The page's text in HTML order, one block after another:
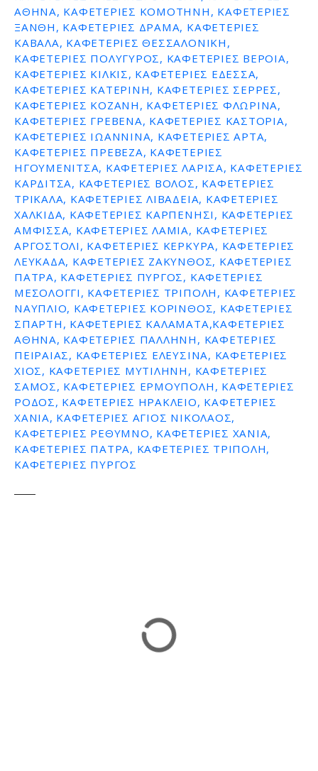
ΑΘΗΝΑ, ΚΑΦΕΤΕΡΙΕΣ ΚΟΜΟΤΗΝΗ, ΚΑΦΕΤΕΡΙΕΣ
ΞΑΝΘΗ, ΚΑΦΕΤΕΡΙΕΣ ΔΡΑΜΑ, ΚΑΦΕΤΕΡΙΕΣ
ΚΑΒΑΛΑ, ΚΑΦΕΤΕΡΙΕΣ ΘΕΣΣΑΛΟΝΙΚΗ,
ΚΑΦΕΤΕΡΙΕΣ ΠΟΛΥΓΥΡΟΣ, ΚΑΦΕΤΕΡΙΕΣ ΒΕΡΟΙΑ,
ΚΑΦΕΤΕΡΙΕΣ ΚΙΛΚΙΣ, ΚΑΦΕΤΕΡΙΕΣ ΕΔΕΣΣΑ,
ΚΑΦΕΤΕΡΙΕΣ ΚΑΤΕΡΙΝΗ, ΚΑΦΕΤΕΡΙΕΣ ΣΕΡΡΕΣ,
ΚΑΦΕΤΕΡΙΕΣ ΚΟΖΑΝΗ, ΚΑΦΕΤΕΡΙΕΣ ΦΛΩΡΙΝΑ,
ΚΑΦΕΤΕΡΙΕΣ ΓΡΕΒΕΝΑ, ΚΑΦΕΤΕΡΙΕΣ ΚΑΣΤΟΡΙΑ,
ΚΑΦΕΤΕΡΙΕΣ ΙΩΑΝΝΙΝΑ, ΚΑΦΕΤΕΡΙΕΣ ΑΡΤΑ,
ΚΑΦΕΤΕΡΙΕΣ ΠΡΕΒΕΖΑ, ΚΑΦΕΤΕΡΙΕΣ
ΗΓΟΥΜΕΝΙΤΣΑ, ΚΑΦΕΤΕΡΙΕΣ ΛΑΡΙΣΑ, ΚΑΦΕΤΕΡΙΕΣ
ΚΑΡΔΙΤΣΑ, ΚΑΦΕΤΕΡΙΕΣ ΒΟΛΟΣ, ΚΑΦΕΤΕΡΙΕΣ
ΤΡΙΚΑΛΑ, ΚΑΦΕΤΕΡΙΕΣ ΛΙΒΑΔΕΙΑ, ΚΑΦΕΤΕΡΙΕΣ
ΧΑΛΚΙΔΑ, ΚΑΦΕΤΕΡΙΕΣ ΚΑΡΠΕΝΗΣΙ, ΚΑΦΕΤΕΡΙΕΣ
ΑΜΦΙΣΣΑ, ΚΑΦΕΤΕΡΙΕΣ ΛΑΜΙΑ, ΚΑΦΕΤΕΡΙΕΣ
ΑΡΓΟΣΤΟΛΙ, ΚΑΦΕΤΕΡΙΕΣ ΚΕΡΚΥΡΑ, ΚΑΦΕΤΕΡΙΕΣ
ΛΕΥΚΑΔΑ, ΚΑΦΕΤΕΡΙΕΣ ΖΑΚΥΝΘΟΣ, ΚΑΦΕΤΕΡΙΕΣ
ΠΑΤΡΑ, ΚΑΦΕΤΕΡΙΕΣ ΠΥΡΓΟΣ, ΚΑΦΕΤΕΡΙΕΣ
ΜΕΣΟΛΟΓΓΙ, ΚΑΦΕΤΕΡΙΕΣ ΤΡΙΠΟΛΗ, ΚΑΦΕΤΕΡΙΕΣ
ΝΑΥΠΛΙΟ, ΚΑΦΕΤΕΡΙΕΣ ΚΟΡΙΝΘΟΣ, ΚΑΦΕΤΕΡΙΕΣ
ΣΠΑΡΤΗ, ΚΑΦΕΤΕΡΙΕΣ ΚΑΛΑΜΑΤΑ,ΚΑΦΕΤΕΡΙΕΣ
ΑΘΗΝΑ, ΚΑΦΕΤΕΡΙΕΣ ΠΑΛΛΗΝΗ, ΚΑΦΕΤΕΡΙΕΣ
ΠΕΙΡΑΙΑΣ, ΚΑΦΕΤΕΡΙΕΣ ΕΛΕΥΣΙΝΑ, ΚΑΦΕΤΕΡΙΕΣ
ΧΙΟΣ, ΚΑΦΕΤΕΡΙΕΣ ΜΥΤΙΛΗΝΗ, ΚΑΦΕΤΕΡΙΕΣ
ΣΑΜΟΣ, ΚΑΦΕΤΕΡΙΕΣ ΕΡΜΟΥΠΟΛΗ, ΚΑΦΕΤΕΡΙΕΣ
ΡΟΔΟΣ, ΚΑΦΕΤΕΡΙΕΣ ΗΡΑΚΛΕΙΟ, ΚΑΦΕΤΕΡΙΕΣ
ΧΑΝΙΑ, ΚΑΦΕΤΕΡΙΕΣ ΑΓΙΟΣ ΝΙΚΟΛΑΟΣ,
ΚΑΦΕΤΕΡΙΕΣ ΡΕΘΥΜΝΟ, ΚΑΦΕΤΕΡΙΕΣ ΧΑΝΙΑ,
ΚΑΦΕΤΕΡΙΕΣ ΠΑΤΡΑ, ΚΑΦΕΤΕΡΙΕΣ ΤΡΙΠΟΛΗ,
ΚΑΦΕΤΕΡΙΕΣ ΠΥΡΓΟΣ